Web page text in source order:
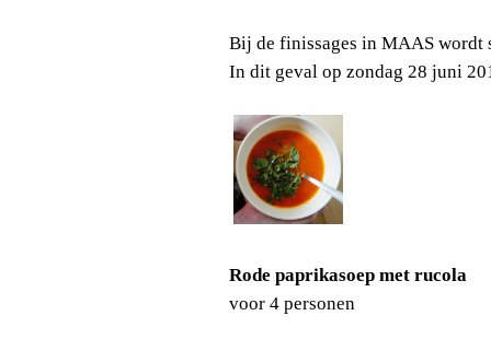
Bij de finissages in MAAS wordt
In dit geval op zondag 28 juni
Rode paprikasoep met rucola
voor 4 personen